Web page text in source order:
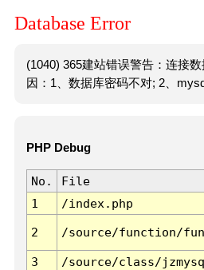
Database Error
(1040) 365建站错误警告：连接
因：1、数据库密码不对; 2、
PHP Debug
No. File
1
/index.php
2 /source/function/
3 /source/class/